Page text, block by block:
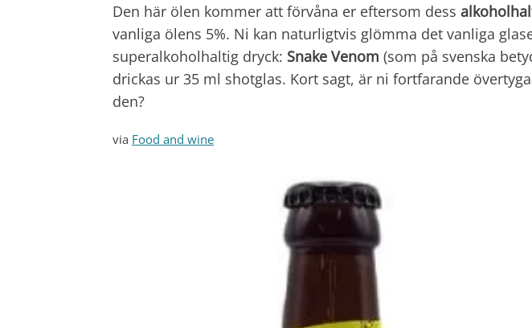
Den här ölen kommer att förvåna er eftersom dess
vanliga ölens 5%. Ni kan naturligtvis glömma det vanliga
superalkoholhaltig dryck: Snake Venom (som på svenska
drickas ur 35 ml shotglas. Kort sagt, är ni fortfarande
den?
via Food and wine